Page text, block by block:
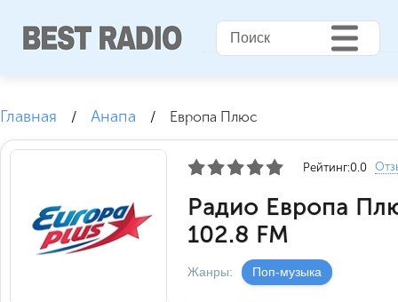
Главная / Анапа / Европа Плюс
Рейтинг:0.0
Радио Европа
102.8 FM
Жанры: Поп-музыка